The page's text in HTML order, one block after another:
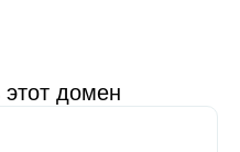
этот домен